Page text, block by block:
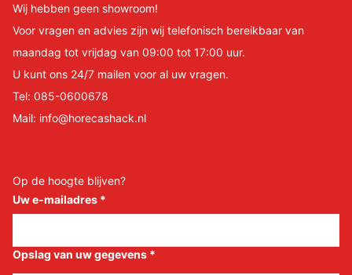
Wij hebben geen showroom!
Voor vragen en advies zijn wij telefonisch bereikbaar van
maandag tot vrijdag van 09:00 tot 17:00 uur.
U kunt ons 24/7 mailen voor al uw vragen.
Tel: 085-0600678
Mail: info@horecashack.nl
Op de hoogte blijven?
Uw e-mailadres *
Opslag van uw gegevens *